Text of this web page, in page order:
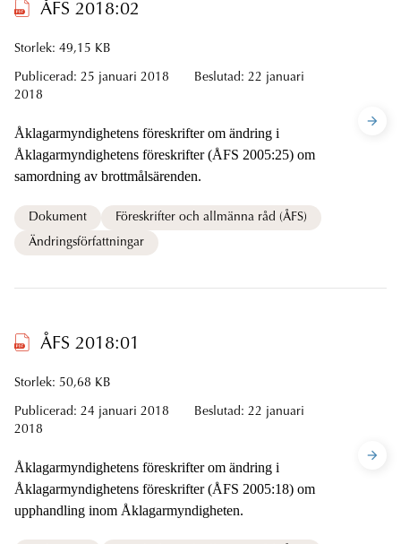
ÅFS 2018:02
Storlek: 49,15 KB
Publicerad: 25 januari 2018 Beslutad: 22 januari
2018
Åklagarmyndighetens föreskrifter om ändring i
Åklagarmyndighetens föreskrifter (ÅFS 2005:25) om
samordning av brottmålsärenden.
Dokument
Föreskrifter och allmänna råd (ÅFS)
Ändringsförfattningar
ÅFS 2018:01
Storlek: 50,68 KB
Publicerad: 24 januari 2018 Beslutad: 22 januari
2018
Åklagarmyndighetens föreskrifter om ändring i
Åklagarmyndighetens föreskrifter (ÅFS 2005:18) om
upphandling inom Åklagarmyndigheten.